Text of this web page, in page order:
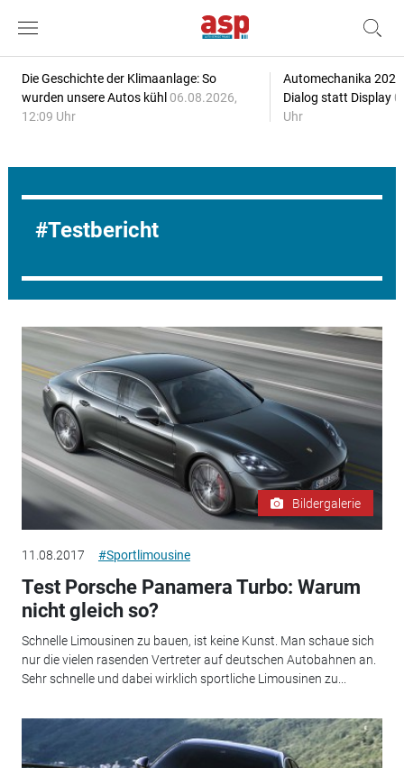
Die Geschichte der Klimaanlage: So
wurden unsere Autos kühl 06.08.2026,
12:09 Uhr
Automechanika
Dialog statt Display
Uhr
Testbericht
Bildergalerie
11.08.2017 #Sportlimousine
Test Porsche Panamera Turbo: Warum
nicht gleich so?
Schnelle Limousinen zu bauen, ist keine Kunst. Man schaue sich
nur die vielen rasenden Vertreter auf deutschen Autobahnen an.
Sehr schnelle und dabei wirklich sportliche Limousinen zu...